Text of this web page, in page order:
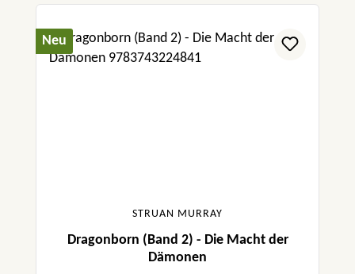
Neu
STRUAN MURRAY
Dragonborn (Band 2) - Die Macht der
Dämonen